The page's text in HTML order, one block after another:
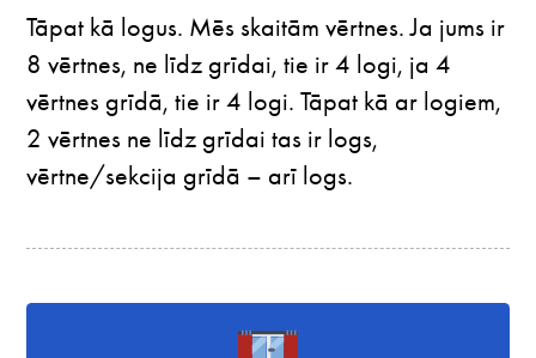
Tāpat kā logus. Mēs skaitām vērtnes. Ja jums ir
8 vērtnes, ne līdz grīdai, tie ir 4 logi, ja 4
vērtnes grīdā, tie ir 4 logi. Tāpat kā ar logiem,
2 vērtnes ne līdz grīdai tas ir logs,
vērtne/sekcija grīdā – arī logs.